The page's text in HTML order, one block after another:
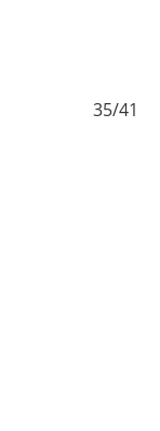
35/41